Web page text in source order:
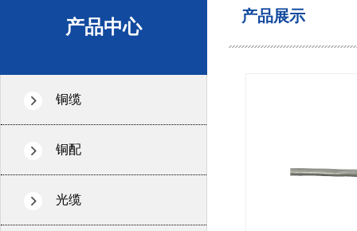
产品中心
产品展示
铜缆
铜配
光缆